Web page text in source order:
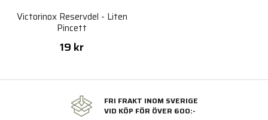
Victorinox Reservdel - Liten
Pincett
19 kr
FRI FRAKT INOM SVERIGE
VID KÖP FÖR ÖVER 600:-